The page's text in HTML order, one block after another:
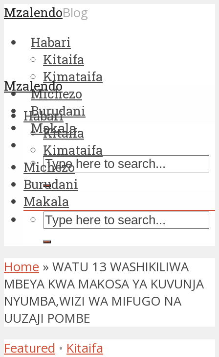
MzalendoBlog
Habari
Kitaifa
Kimataifa
Michezo
Burudani
Makala
Mzalendo
Habari
Kitaifa
Kimataifa
Michezo
Burudani
Makala
Home » WATU 13 WASHIKILIWA
MBEYA KWA MAKOSA YA KUVUNJA
NYUMBA,WIZI WA MIFUGO NA
UUZAJI POMBE
Featured • Kitaifa